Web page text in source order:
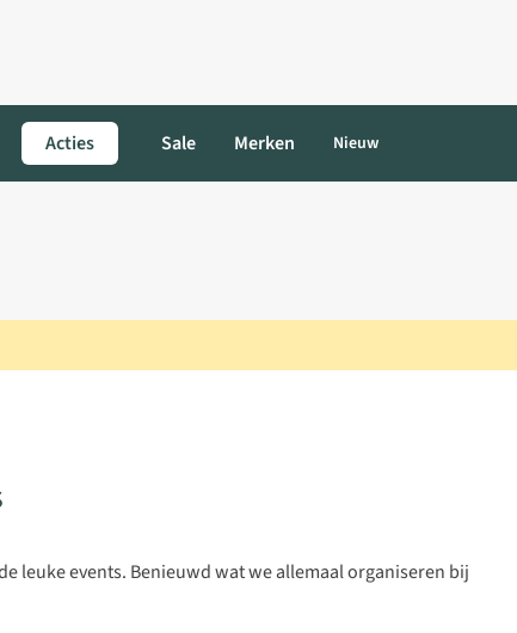
Acties Sale Merken Nieuw
leuke events. Benieuwd wat we allemaal organiseren bij